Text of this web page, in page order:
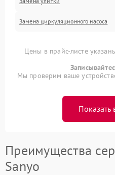
Замена циркуляционного насоса
Цены в прайс-листе
Мы проверим ваше
Показать
Преимущества
Sanyo